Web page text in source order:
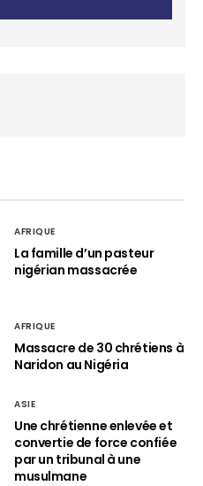
AFRIQUE
La famille d’un pasteur
nigérian massacrée
AFRIQUE
Massacre de 30 chrétiens à
Naridon au Nigéria
ASIE
Une chrétienne enlevée et
convertie de force confiée
par un tribunal à une
musulmane